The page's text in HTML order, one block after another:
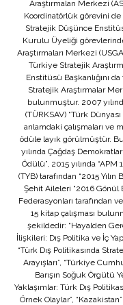
Araştırmaları Merkezi
Koordinatörlük görevini
Stratejik Düşünce
Kurulu Üyeliği
Araştırmaları Merkezi
Türkiye Stratejik
Enstitüsü Başkanlığını
Stratejik Araştırmalar
bulunmuştur. 2007
(TÜRKSAV) “Türk
anlamdaki çalışmaları ve
ödüle layık görülmüştür.
yılında Çağdaş
Ödülü”, 2015 yılında
(TYB) tarafından “2015
Şehit Aileleri “2016 Gönül
Federasyonları tarafından
15 kitap çalışması
şekildedir: “Hayalden
İlişkileri: Dış Politika ve İç
“Türk Dış Politikasında
Arayışları”, “Türkiye
Barışın Soğuk Örgütü
Yaklaşımlar: Türk Dış
Örnek Olaylar”,